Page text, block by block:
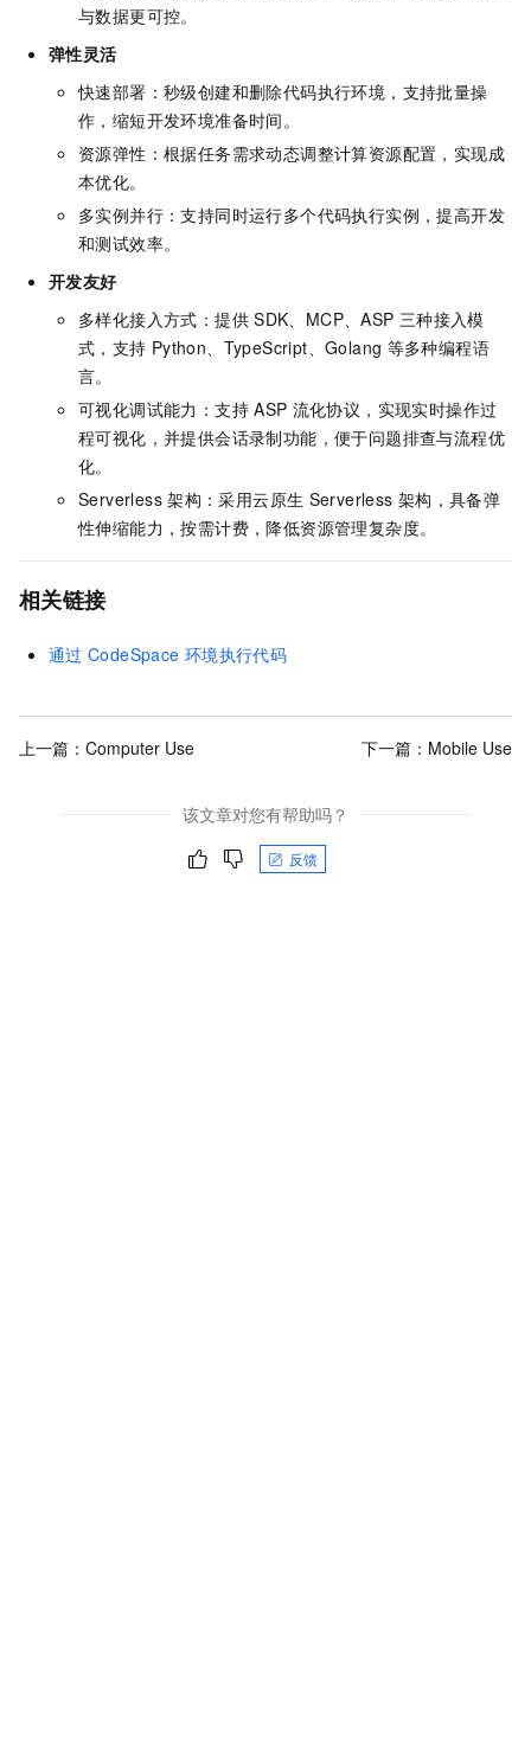
与数据更可控。
弹性灵活
快速部署：秒级创建和删除代码执行环境，支持批量操
作，缩短开发环境准备时间。
资源弹性：根据任务需求动态调整计算资源配置，实现成
本优化。
多实例并行：支持同时运行多个代码执行实例，提高开发
和测试效率。
开发友好
多样化接入方式：提供 SDK、MCP、ASP 三种接入模
式，支持 Python、TypeScript、Golang 等多种编程语
言。
可视化调试能力：支持 ASP 流化协议，实现实时操作过
程可视化，并提供会话录制功能，便于问题排查与流程优
化。
Serverless 架构：采用云原生 Serverless 架构，具备弹
性伸缩能力，按需计费，降低资源管理复杂度。
相关链接
通过 CodeSpace 环境执行代码
上一篇： Computer Use 下一篇： Mobile Use
该文章对您有帮助吗？
反馈